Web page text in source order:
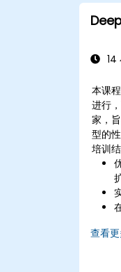
14
本课
进行
家，
型的
培训
查看更